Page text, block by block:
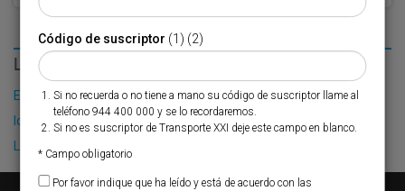
LO MÁS LEÍDO
El Puerto de Valencia crecerá en oferta ro-pax
IoT y la revolución sostenible de la logística
La inversión portuaria apunta al alza
Código de suscriptor (1) (2)
Si no recuerda o no tiene a mano su código de suscriptor llame al
teléfono 944 400 000 y se lo recordaremos.
Si no es suscriptor de Transporte XXI deje este campo en blanco.
* Campo obligatorio
Por favor indique que ha leído y está de acuerdo con las